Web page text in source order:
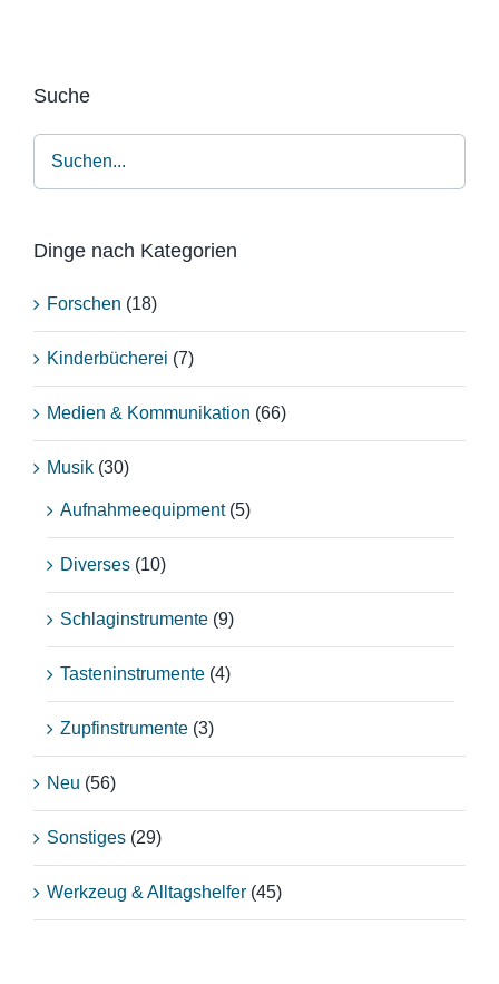
Suche
Dinge nach Kategorien
Forschen (18)
Kinderbücherei (7)
Medien & Kommunikation (66)
Musik (30)
Aufnahmeequipment (5)
Diverses (10)
Schlaginstrumente (9)
Tasteninstrumente (4)
Zupfinstrumente (3)
Neu (56)
Sonstiges (29)
Werkzeug & Alltagshelfer (45)